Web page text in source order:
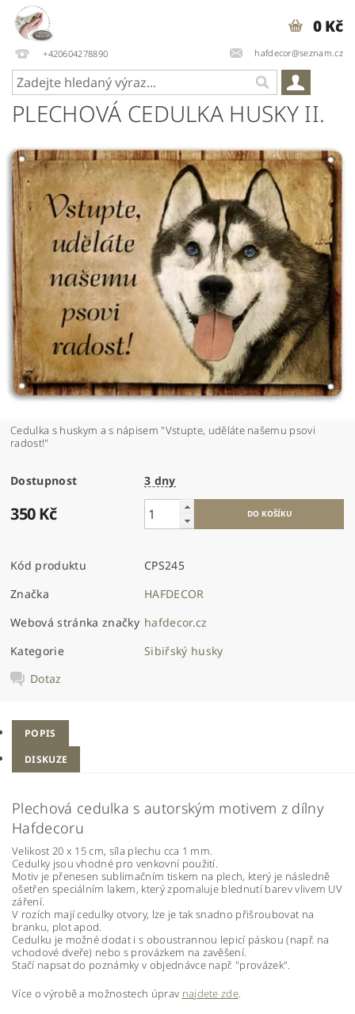
+420604278890 hafdecor@seznam.cz
0 Kč
PLECHOVÁ CEDULKA HUSKY II.
Cedulka s huskym a s nápisem "Vstupte, uděláte našemu psovi
radost!"
Dostupnost 3 dny
350 Kč
Kód produktu
CPS245
Značka
HAFDECOR
Webová stránka značky hafdecor.cz
Kategorie
Sibiřský husky
Dotaz
POPIS
DISKUZE
Plechová cedulka s autorským motivem z dílny
Hafdecoru
Velikost 20 x 15 cm, síla plechu cca 1 mm.
Cedulky jsou vhodné pro venkovní použití.
Motiv je přenesen sublimačním tiskem na plech, který je následně
ošetřen speciálním lakem, který zpomaluje blednutí barev vlivem UV
záření.
V rozích mají cedulky otvory, lze je tak snadno přišroubovat na
branku, plot apod.
Cedulku je možné dodat i s oboustrannou lepicí páskou (např. na
vchodové dveře) nebo s provázkem na zavěšení.
Stačí napsat do poznámky v objednávce např. "provázek".
Více o výrobě a možnostech úprav najdete zde.